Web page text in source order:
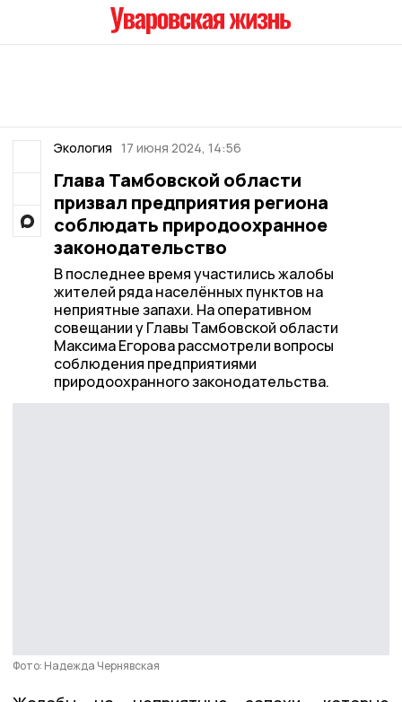
Экология 17 июня 2024, 14:56
Глава Тамбовской области
призвал предприятия региона
соблюдать природоохранное
законодательство
В последнее время участились жалобы
жителей ряда населённых пунктов на
неприятные запахи. На оперативном
совещании у Главы Тамбовской области
Максима Егорова рассмотрели вопросы
соблюдения предприятиями
природоохранного законодательства.
Фото: Надежда Чернявская